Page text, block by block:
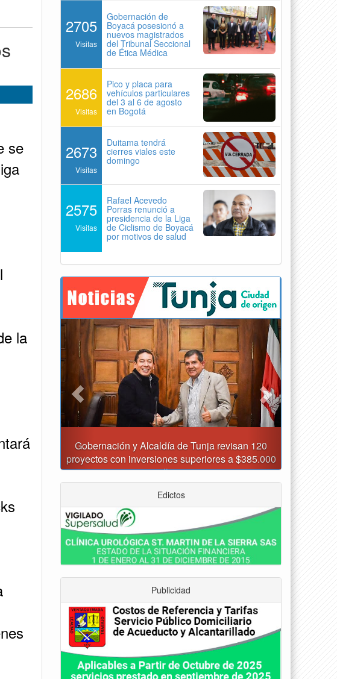
se
la
2705
Visitas
Gobernación de
Boyacá posesionó a
nuevos magistrados
del Tribunal Seccional
de Ética Médica
2686
Visitas
Pico y placa para
vehículos particulares
del 3 al 6 de agosto
en Bogotá
2673
Visitas
Duitama tendrá
cierres viales este
domingo
2575
Visitas
Rafael Acevedo
Porras renunció a
presidencia de la Liga
de Ciclismo de Boyacá
por motivos de salud
Asumió funciones nuevo secretario de Medio
Ambiente de Tunja
Previous Next
Edictos
Publicidad